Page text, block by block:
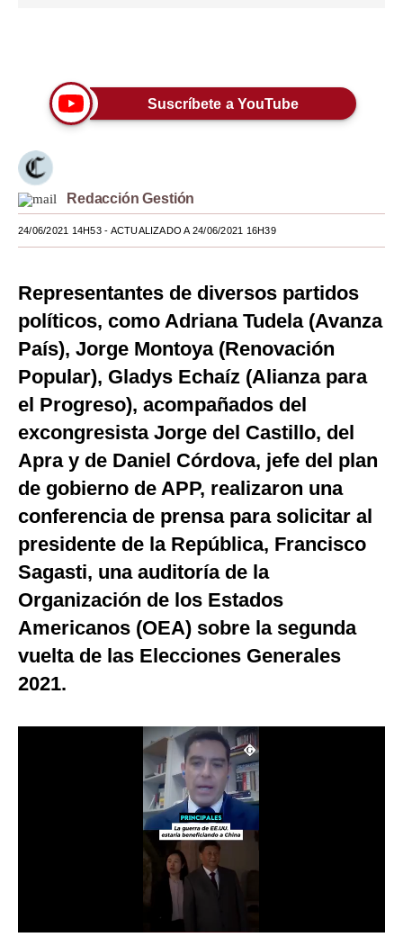
Lujo
Viajes
Moda
Estilos
Mundo
España
Internacional
Tecnología
Club del Suscriptor
Mix
G de Gestión
Notas Contratadas
Podcast
Gestión TV
Suscríbete a YouTube
Redacción Gestión
24/06/2021 14H53- ACTUALIZADO A 24/06/2021 16H39
Representantes de diversos partidos
políticos, como Adriana Tudela (Avanza
País), Jorge Montoya (Renovación
Popular), Gladys Echaíz (Alianza para
el Progreso), acompañados del
excongresista Jorge del Castillo, del
Apra y de Daniel Córdova, jefe del plan
de gobierno de APP, realizaron una
conferencia de prensa para solicitar al
presidente de la República, Francisco
Sagasti, una auditoría de la
Organización de los Estados
Americanos (OEA) sobre la segunda
vuelta de las Elecciones Generales
2021.